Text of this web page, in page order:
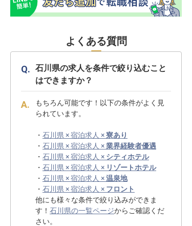
よくある質問
石川県の求人を条件で絞り込むこと
はできますか？
もちろん可能です！以下の条件がよく見
られています。
・ 石川県 × 宿泊求人 ×寮あり
・ 石川県 × 宿泊求人 ×業界経験者優遇
・ 石川県 × 宿泊求人 × シティホテル
・ 石川県 × 宿泊求人 × リゾートホテル
・ 石川県 × 宿泊求人 ×温泉地
・ 石川県 × 宿泊求人 × フロント
他にも様々な条件で絞り込みができま
す！ 石川県の一覧ページからご確認くだ
さい。